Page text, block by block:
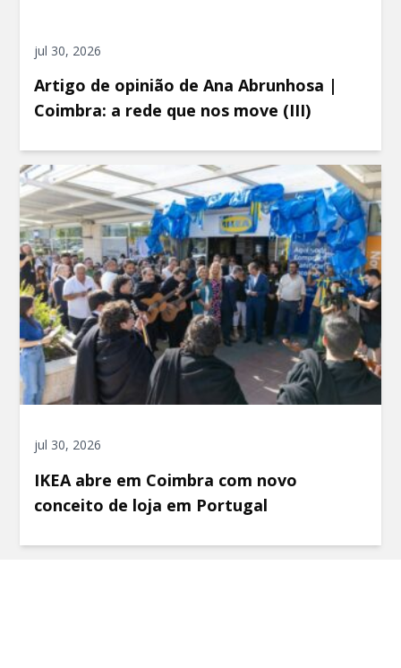
jul 30, 2026
Artigo de opinião de Ana Abrunhosa |
Coimbra: a rede que nos move (III)
jul 30, 2026
IKEA abre em Coimbra com novo
conceito de loja em Portugal